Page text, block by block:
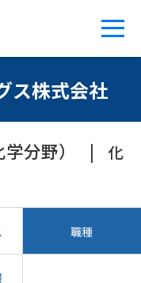
ス株式会社
分野）
化
職種